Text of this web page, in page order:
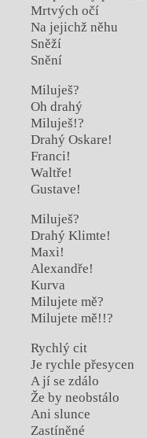
Mrtvých očí
Na jejichž něhu
Sněží
Snění
Miluješ?
Oh drahý
Miluješ!?
Drahý Oskare!
Franci!
Waltře!
Gustave!
Miluješ?
Drahý Klimte!
Maxi!
Alexandře!
Kurva
Milujete mě?
Milujete mě!!?
Rychlý cit
Je rychle přesycen
A jí se zdálo
Že by neobstálo
Ani slunce
Zastíněné